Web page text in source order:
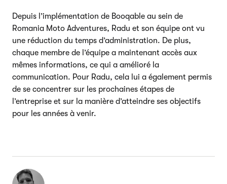
Depuis l’implémentation de Booqable au sein de
Romania Moto Adventures, Radu et son équipe ont vu
une réduction du temps d’administration. De plus,
chaque membre de l’équipe a maintenant accès aux
mêmes informations, ce qui a amélioré la
communication. Pour Radu, cela lui a également permis
de se concentrer sur les prochaines étapes de
l’entreprise et sur la manière d’atteindre ses objectifs
pour les années à venir.